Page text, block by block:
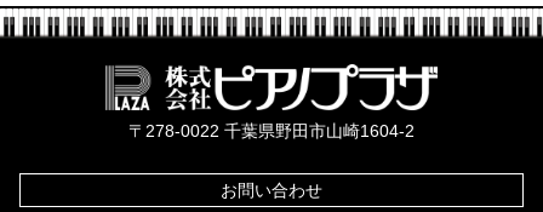
〒278-0022 千葉県野田市山崎1604-2
お問い合わせ